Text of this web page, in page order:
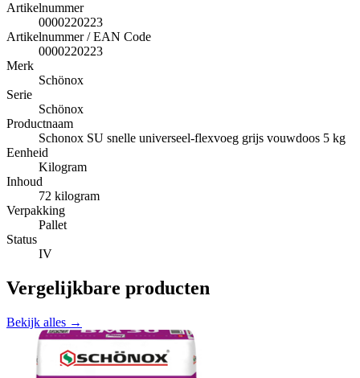
Artikelnummer
0000220223
Artikelnummer / EAN Code
0000220223
Merk
Schönox
Serie
Schönox
Productnaam
Schonox SU snelle universeel-flexvoeg grijs vouwdoos 5 kg
Eenheid
Kilogram
Inhoud
72 kilogram
Verpakking
Pallet
Status
IV
Vergelijkbare producten
Bekijk alles →